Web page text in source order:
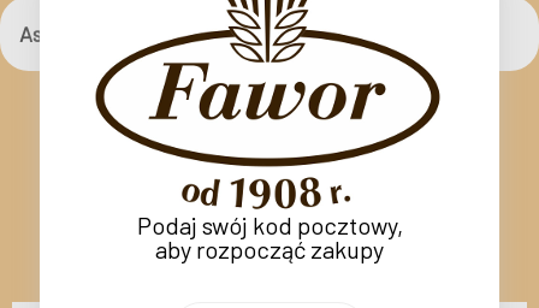
Asortyment
Podaj swój kod pocztowy,
aby rozpocząć zakupy